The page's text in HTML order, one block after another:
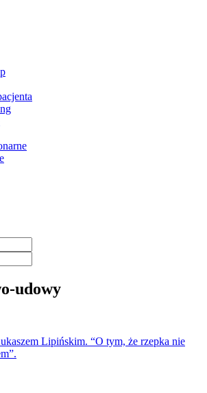
udowy
Lipińskim. “O tym, że rzepka nie